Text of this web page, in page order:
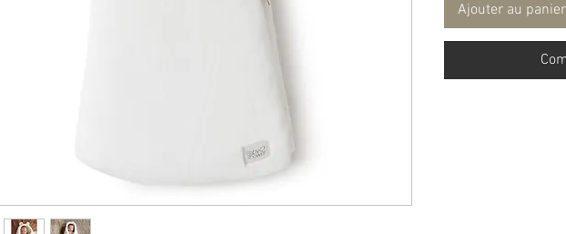
Ajouter au panier